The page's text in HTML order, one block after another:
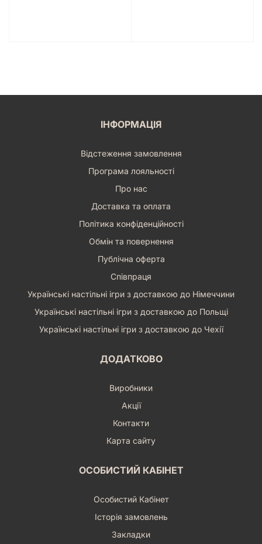
ІНФОРМАЦІЯ
Відстеження замовлення
Програма лояльності
Про нас
Доставка та оплата
Політика конфіденційності
Обмін та повернення
Публічна оферта
Співпраця
Українські настільні ігри з доставкою до Німеччини
Українські настільні ігри з доставкою до Польщі
Українські настільні ігри з доставкою до Чехії
ДОДАТКОВО
Виробники
Акції
Контакти
Карта сайту
ОСОБИСТИЙ КАБІНЕТ
Особистий Кабінет
Історія замовлень
Закладки